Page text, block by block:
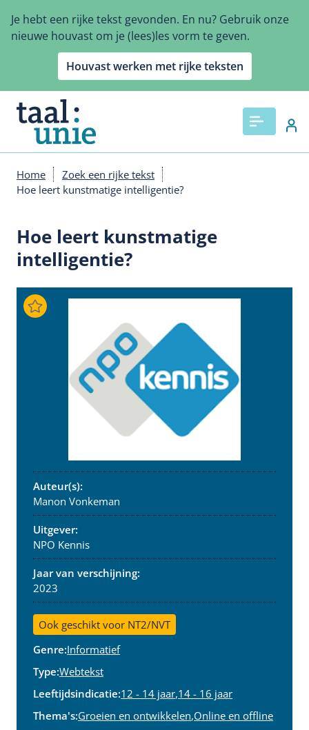
en
naar
gaan
Je hebt een rijke tekst gevonden. En nu? Gebruik onze
nieuwe houvast om je (lees)les vorm te geven.
Houvast werken met rijke teksten
Kruimelpad
Home
Zoek een rijke tekst
Hoe leert kunstmatige intelligentie?
Hoe leert kunstmatige
intelligentie?
Auteur(s):
Manon Vonkeman
Uitgever:
NPO Kennis
Jaar van verschijning:
2023
Ook geschikt voor NT2/NVT
Genre:Informatief
Type:Webtekst
Leeftijdsindicatie:12 - 14 jaar,14 - 16 jaar
Thema's:Groeien en ontwikkelen,Online en offline